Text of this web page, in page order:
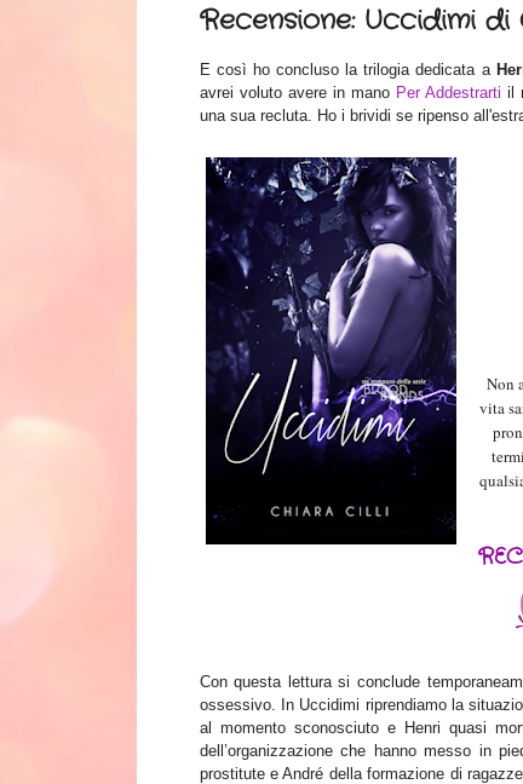
Recensione: Uccidimi
E così ho concluso la trilogia dedicata a
avrei voluto avere in mano Per Addestrarti il
una sua recluta. Ho i brividi se ripenso all 'e
Non
vita
Con questa lettura si conclude
ossessivo. In Uccidimi riprendiamo la
al momento sconosciuto e Henri quasi
dell’organizzazione che hanno messo in
prostitute e André della formazione di